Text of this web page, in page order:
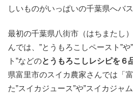
しいものがいっぱいの千葉県へバ
最初の千葉県八街市（はちまたし
んでは、”とうもろこしペースト”
ト”などのとうもろこしレシピを６
県富里市のスイカ農家さんでは「
た”スイカジュース”や”スイカジャ